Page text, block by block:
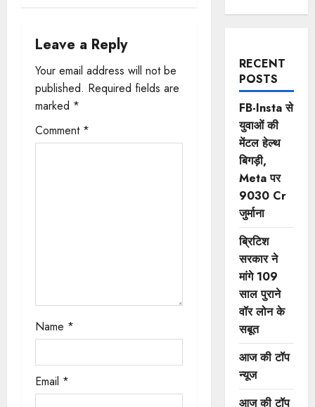
a
v
i
g
Leave a Reply
Your email address will not be
published. Required fields are
marked *
Comment *
Name *
Email *
RECENT
POSTS
FB-Insta से
युवाओं की
मेंटल हेल्थ
बिगड़ी,
Meta पर
9030 Cr
जुर्माना
ब्रिटिश
सरकार ने
मांगे 109
साल पुराने
वॉर लोन के
सबूत
आज की टॉप
न्यूज
आज की टॉप